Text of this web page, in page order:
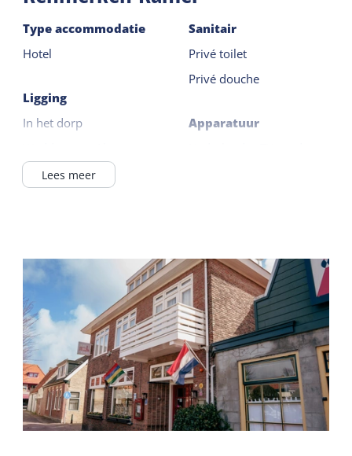
Type accommodatie
Hotel
Ligging
In het dorp
Verzorging
Algemeen
Centrale verwarming
Airconditioning
Rookvrij
Sanitair
Privé toilet
Privé douche
Apparatuur
Ontbijtbuffet
Wifi gedeeld
Parkeerterrein
Cafe / bar
Horecaterras
Lees meer
Lees meer